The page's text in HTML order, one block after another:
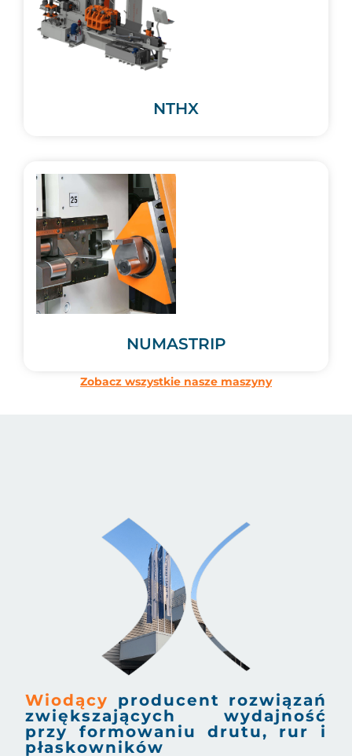
NTHX
NUMASTRIP
Zobacz wszystkie nasze maszyny
Wiodący producent rozwiązań
zwiększających wydajność
przy formowaniu drutu, rur i
płaskowników